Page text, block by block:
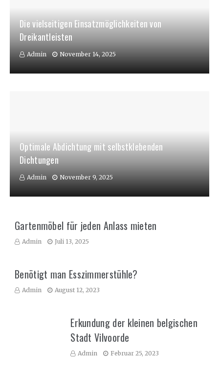
Die vielseitigen Einsatzmöglichkeiten von
Dreikantleisten
Admin November 14, 2025
Optimale Abdichtung mit selbstklebenden
Dichtungen
Admin November 9, 2025
Gartenmöbel für jeden Anlass mieten
Admin Juli 13, 2025
Benötigt man Esszimmerstühle?
Admin August 12, 2023
Erkundung der kleinen belgischen
Stadt Vilvoorde
Admin Februar 25, 2023